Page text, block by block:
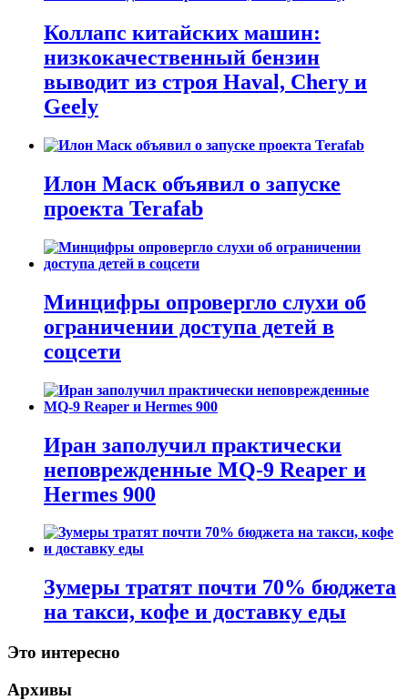
Коллапс китайских машин:
низкокачественный бензин
выводит из строя Haval, Chery и
Geely
Илон Маск объявил о запуске
проекта Terafab
Минцифры опровергло слухи об
ограничении доступа детей в
соцсети
Иран заполучил практически
неповрежденные MQ-9 Reaper и
Hermes 900
Зумеры тратят почти 70% бюджета
на такси, кофе и доставку еды
Это интересно
Архивы